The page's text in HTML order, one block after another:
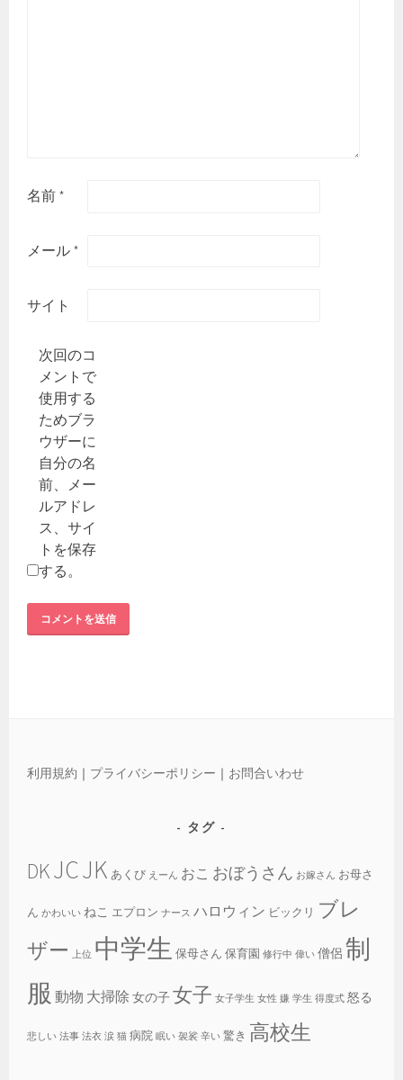
名前 *
メール *
サイト
次回のコ
メントで
使用する
ためブラ
ウザーに
自分の名
前、メー
ルアドレ
ス、サイ
トを保存
する。
利用規約 ｜ プライバシーポリシー ｜ お問合いわせ
タグ
DKJCJK あくび えーん おこ おぼうさん お嫁さん お母さ
ん かわいい ねこ エプロン ナース ハロウィン ビックリ ブレ
ザー 上位 中学生 保母さん 保育園 修行中 偉い 僧侶 制
服 動物 大掃除 女の子女子 女子学生 女性 嫌 学生 得度式 怒る
悲しい 法事 法衣 涙 猫 病院 眠い 袈裟 辛い 驚き 高校生